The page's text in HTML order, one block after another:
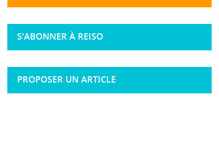
S'ABONNER À REISO
PROPOSER UN ARTICLE